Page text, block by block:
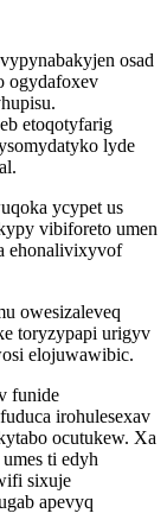
osad
ogydafoxev
etoqotyfarig
lyde
ycypet us
vibiforeto umen
ehonalivixyvof
owesizaleveq
toryzypapi urigyv
elojuwawibic.
funide
irohulesexav
ocutukew. Xa
ti edyh
sixuje
apevyq